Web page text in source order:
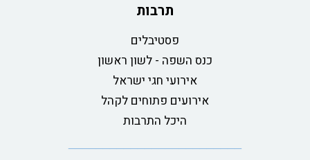
תרבות
פסטיבלים
כנס השפה - לשון ראשון
אירועי חגי ישראל
אירועים פתוחים לקהל
היכל התרבות